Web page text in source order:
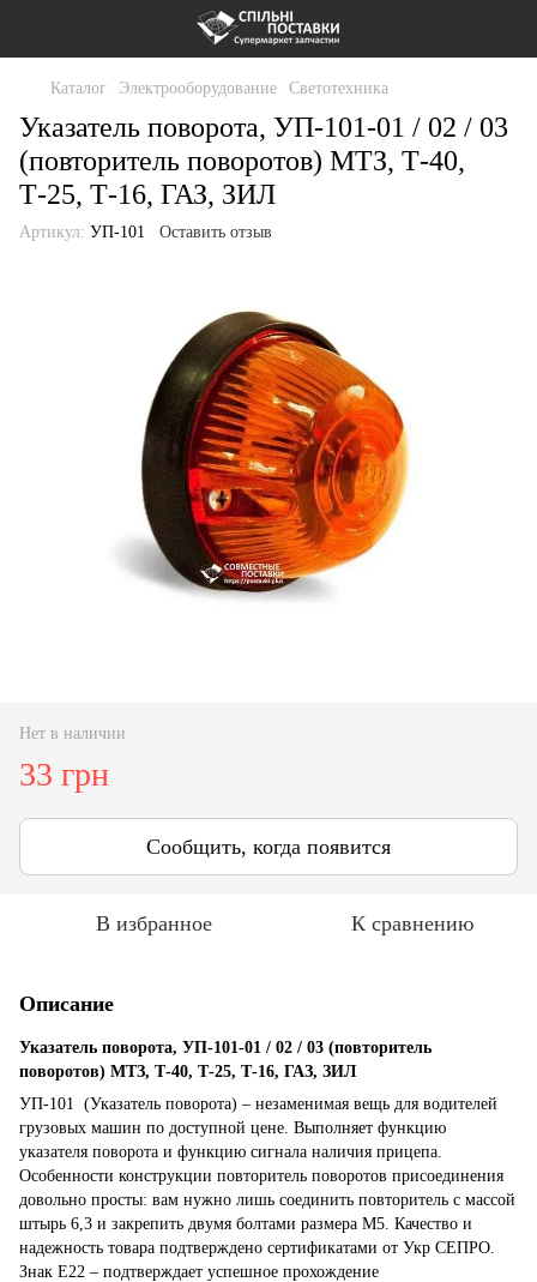
Каталог Электрооборудование Светотехника
Указатель поворота, УП-101-01 / 02 / 03
(повторитель поворотов) МТЗ, Т-40,
Т-25, Т-16, ГАЗ, ЗИЛ
Артикул: УП-101 Оставить отзыв
Нет в наличии
33 грн
Сообщить, когда появится
В избранное К сравнению
Описание
Указатель поворота, УП-101-01 / 02 / 03 (повторитель
поворотов) МТЗ, Т-40, Т-25, Т-16, ГАЗ, ЗИЛ
УП-101 (Указатель поворота) – незаменимая вещь для водителей
грузовых машин по доступной цене. Выполняет функцию
указателя поворота и функцию сигнала наличия прицепа.
Особенности конструкции повторитель поворотов присоединения
довольно просты: вам нужно лишь соединить повторитель с массой
штырь 6,3 и закрепить двумя болтами размера М5. Качество и
надежность товара подтверждено сертификатами от Укр СЕПРО.
Знак E22 – подтверждает успешное прохождение